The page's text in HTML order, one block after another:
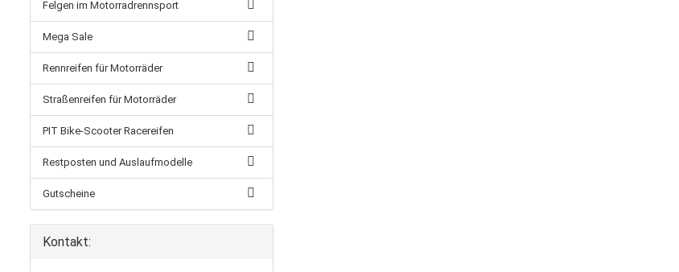
Felgen im Motorradrennsport
Mega Sale
Rennreifen für Motorräder
Straßenreifen für Motorräder
PIT Bike-Scooter Racereifen
Restposten und Auslaufmodelle
Gutscheine
Kontakt: